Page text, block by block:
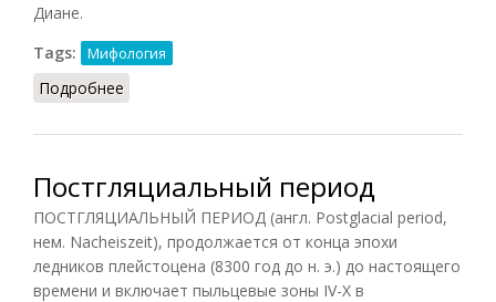
Диане.
Tags:
Мифология
Подробнее
Постгляциальный период
ПОСТГЛЯЦИАЛЬНЫЙ ПЕРИОД (англ. Postglacial period,
нем. Nacheiszeit), продолжается от конца эпохи
ледников плейстоцена (8300 год до н. э.) до настоящего
времени и включает пыльцевые зоны IV-X в